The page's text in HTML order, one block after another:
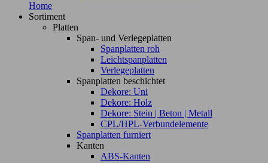
Home
Sortiment
Platten
Span- und Verlegeplatten
Spanplatten roh
Leichtspanplatten
Verlegeplatten
Spanplatten beschichtet
Dekore: Uni
Dekore: Holz
Dekore: Stein | Beton | Metall
CPL/HPL-Verbundelemente
Spanplatten furniert
Kanten
ABS-Kanten